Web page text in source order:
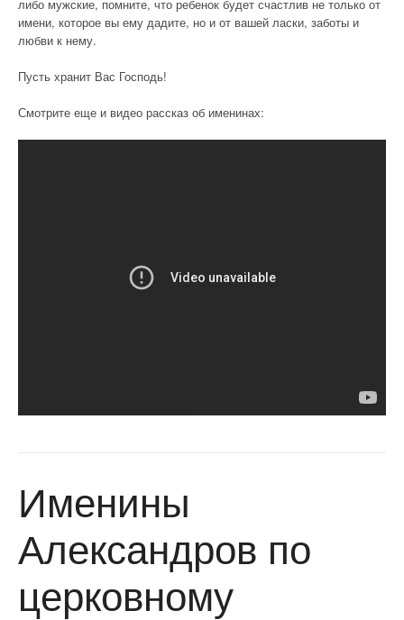
либо мужские, помните, что ребенок будет счастлив не только от
имени, которое вы ему дадите, но и от вашей ласки, заботы и
любви к нему.
Пусть хранит Вас Господь!
Смотрите еще и видео рассказ об именинах:
Именины
Александров по
церковному